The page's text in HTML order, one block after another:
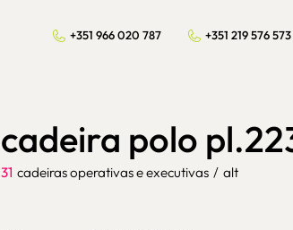
+351 966 020 787 +351 219 576 573
cadeira polo
31 cadeiras operativas e executivas / alt